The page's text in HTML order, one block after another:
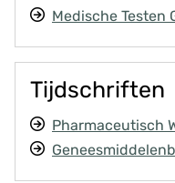
Medische Testen
Tijdschriften
Pharmaceutisch